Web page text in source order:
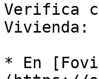
Verifica
Vivienda:
* En